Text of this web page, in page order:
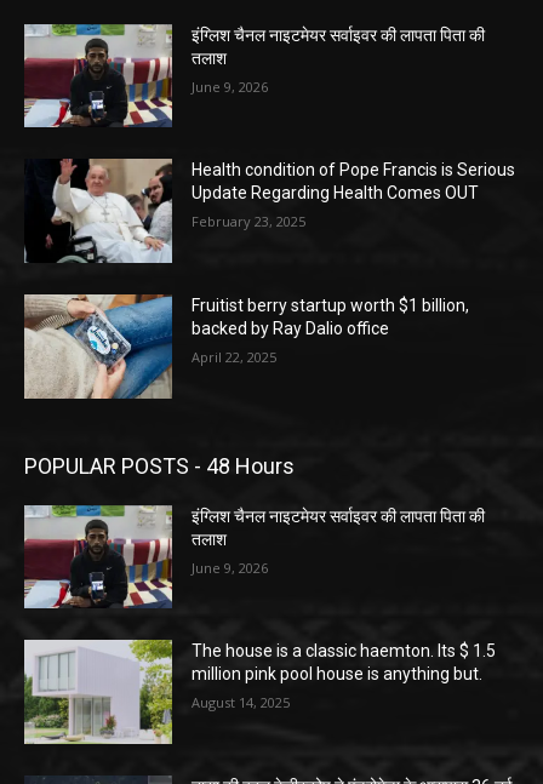
इंग्लिश चैनल नाइटमेयर सर्वाइवर की लापता पिता की
तलाश
June 9, 2026
Health condition of Pope Francis is Serious
Update Regarding Health Comes OUT
February 23, 2025
Fruitist berry startup worth $1 billion,
backed by Ray Dalio office
April 22, 2025
POPULAR POSTS - 48 Hours
इंग्लिश चैनल नाइटमेयर सर्वाइवर की लापता पिता की
तलाश
June 9, 2026
The house is a classic haemton. Its $ 1.5
million pink pool house is anything but.
August 14, 2025